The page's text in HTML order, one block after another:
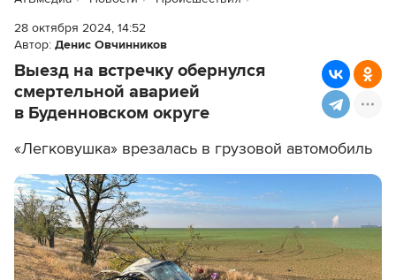
28 октября 2024, 14:52
Автор: Денис Овчинников
Выезд на встречку обернулся
смертельной аварией
в Буденновском округе
«Легковушка» врезалась в грузовой автомобиль